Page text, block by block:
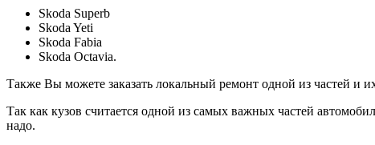
Skoda Superb
Skoda Yeti
Skoda Fabia
Skoda Octavia.
Также Вы можете заказать локальный ремонт одной из частей и
Так как кузов считается одной из самых важных частей
надо.